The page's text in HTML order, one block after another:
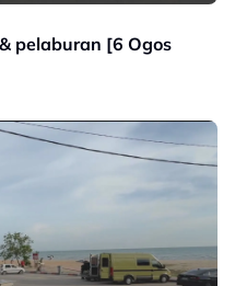
pelaburan [6 Ogos